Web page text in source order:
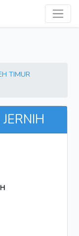
TIMUR